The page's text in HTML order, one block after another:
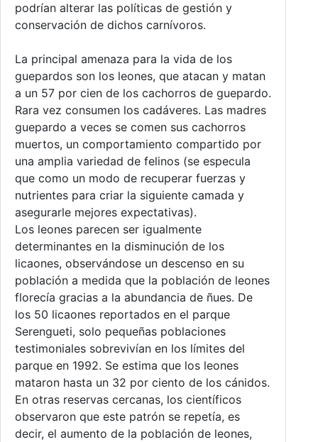
podrían alterar las políticas de gestión y
conservación de dichos carnívoros.
La principal amenaza para la vida de los
guepardos son los leones, que atacan y matan
a un 57 por cien de los cachorros de guepardo.
Rara vez consumen los cadáveres. Las madres
guepardo a veces se comen sus cachorros
muertos, un comportamiento compartido por
una amplia variedad de felinos (se especula
que como un modo de recuperar fuerzas y
nutrientes para criar la siguiente camada y
asegurarle mejores expectativas).
Los leones parecen ser igualmente
determinantes en la disminución de los
licaones, observándose un descenso en su
población a medida que la población de leones
florecía gracias a la abundancia de ñues. De
los 50 licaones reportados en el parque
Serengueti, solo pequeñas poblaciones
testimoniales sobrevivían en los límites del
parque en 1992. Se estima que los leones
mataron hasta un 32 por ciento de los cánidos.
En otras reservas cercanas, los científicos
observaron que este patrón se repetía, es
decir, el aumento de la población de leones,